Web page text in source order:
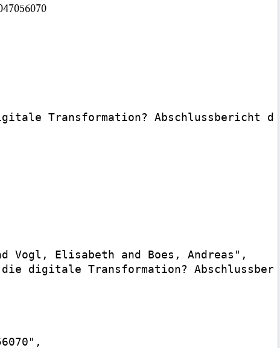
Transformation? Abschlussbericht
Vogl, Elisabeth and Boes, Andreas",
digitale Transformation?